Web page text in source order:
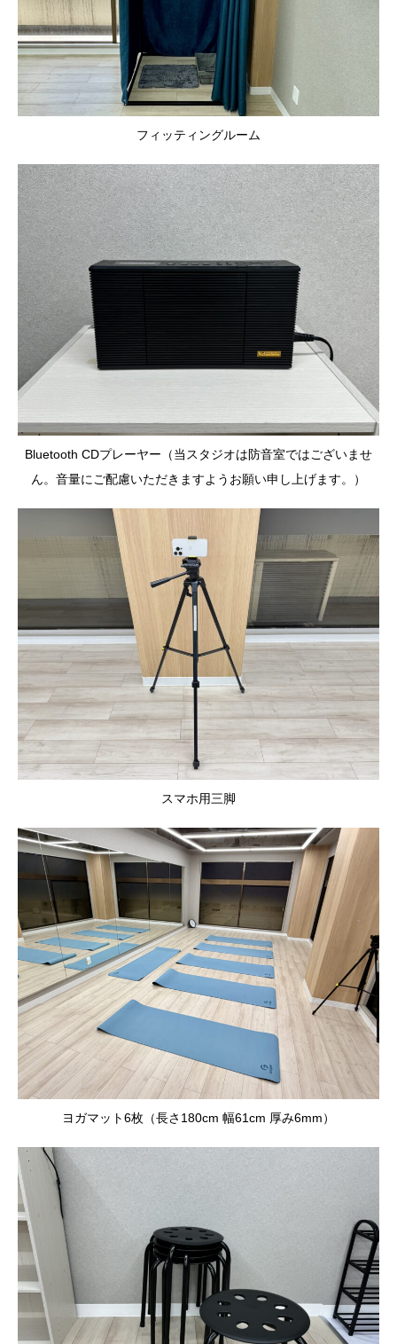
フィッティングルーム
Bluetooth CDプレーヤー（当スタジオは防音室ではございませ
ん。音量にご配慮いただきますようお願い申し上げます。）
スマホ用三脚
ヨガマット6枚（長さ180cm 幅61cm 厚み6mm）